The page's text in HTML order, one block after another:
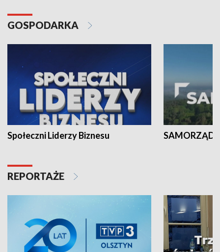
GOSPODARKA
Społeczni Liderzy Biznesu SAMORZĄD
REPORTAŻE